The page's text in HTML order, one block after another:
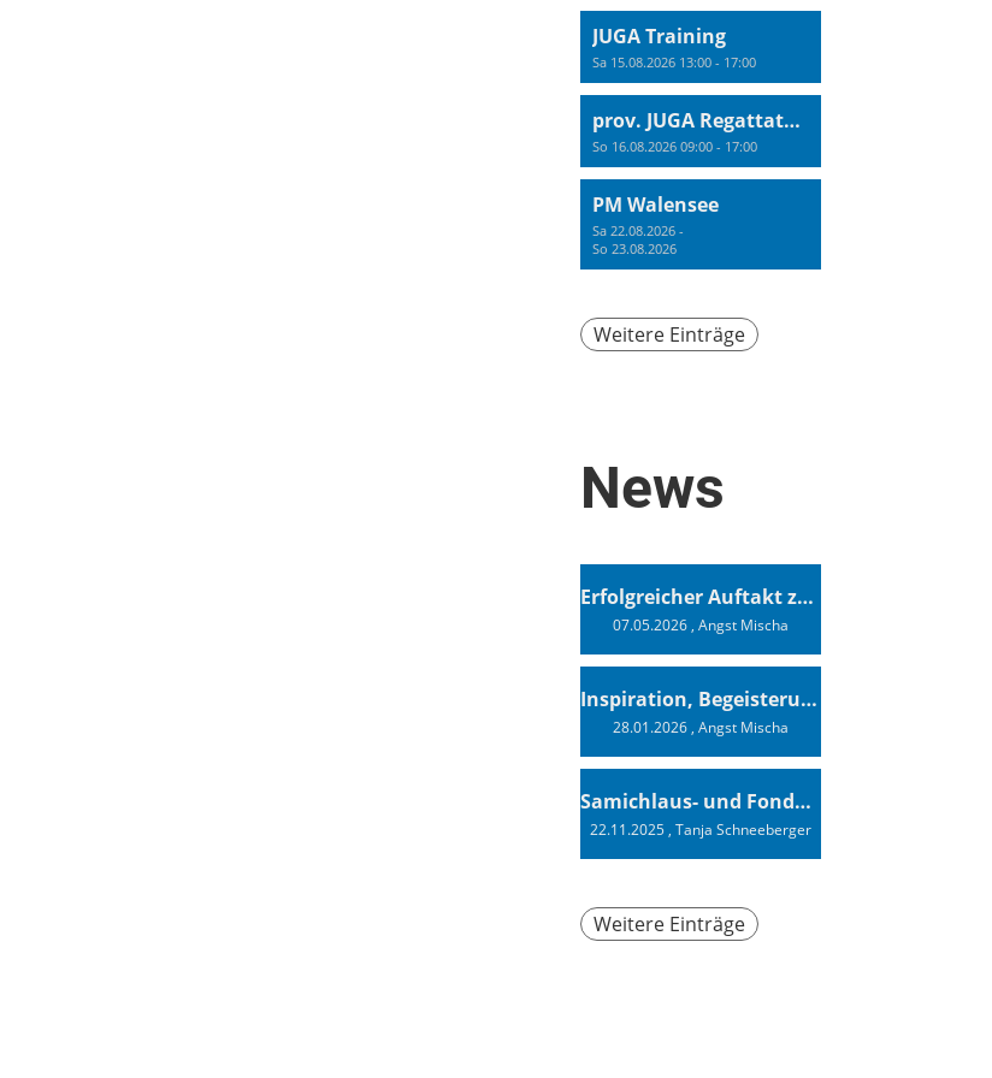
JUGA Training
Sa 15.08.2026 13:00 - 17:00
prov. JUGA Regattatraining
So 16.08.2026 09:00 - 17:00
PM Walensee
Sa 22.08.2026 -
So 23.08.2026
Weitere Einträge
News
Erfolgreicher Auftakt zur Swiss Sailing Challenge League 2026
07.05.2026, Angst Mischa
Inspiration, Begeisterung - Ein Vortrag von Vendée-Globe-Finisher Oliver Heer
28.01.2026, Angst Mischa
Samichlaus- und Fonduabend
22.11.2025, Tanja Schneeberger
Weitere Einträge